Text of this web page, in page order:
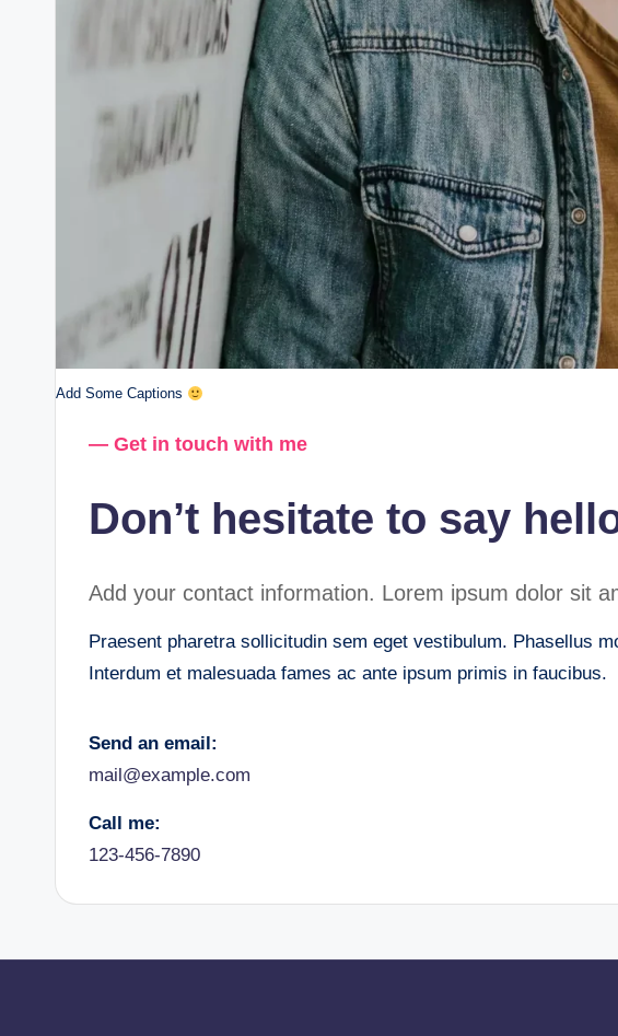
Add Some Captions
— Get in touch with me
Don’t hesitate to say
Add your contact information. Lorem ipsum dolor sit
Praesent pharetra sollicitudin sem eget vestibulum. Phasellus
Interdum et malesuada fames ac ante ipsum primis in faucibus.
Send an email:
mail@example.com
Call me:
123-456-7890